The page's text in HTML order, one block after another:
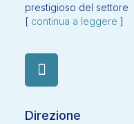
prestigioso del settore
[ continua a leggere ]
Direzione